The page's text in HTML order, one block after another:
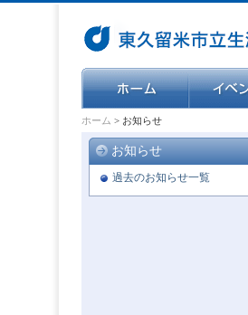
ホーム > お知らせ
お知らせ
過去のお知らせ一覧